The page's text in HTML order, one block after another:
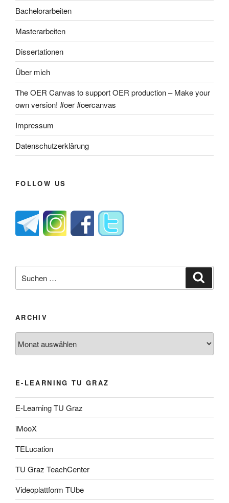
Bachelorarbeiten
Masterarbeiten
Dissertationen
Über mich
The OER Canvas to support OER production – Make your
own version! #oer #oercanvas
Impressum
Datenschutzerklärung
FOLLOW US
nach:
ARCHIV
E-LEARNING TU GRAZ
E-Learning TU Graz
iMooX
TELucation
TU Graz TeachCenter
Videoplattform TUbe